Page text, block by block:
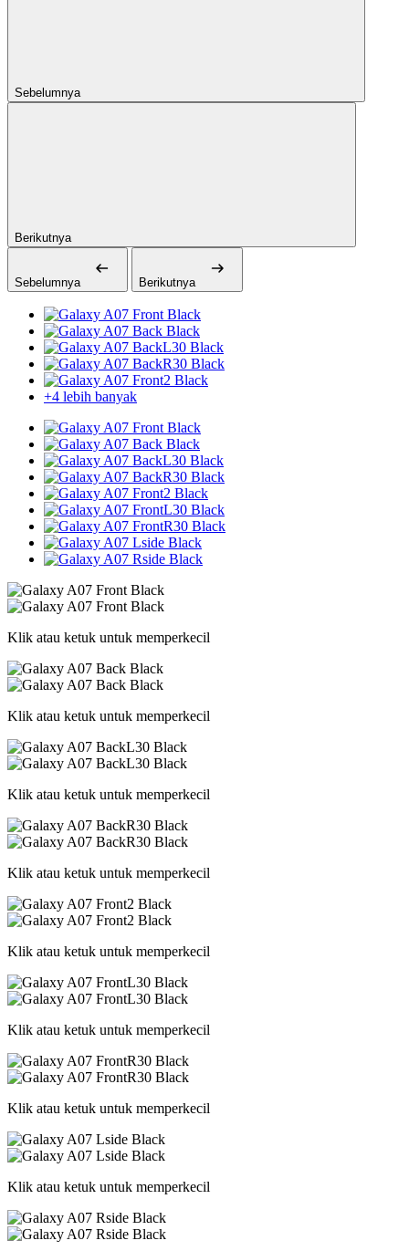
Sebelumnya
Berikutnya
Sebelumnya Berikutnya
+4 lebih banyak
Klik atau ketuk untuk memperkecil
Klik atau ketuk untuk memperkecil
Klik atau ketuk untuk memperkecil
Klik atau ketuk untuk memperkecil
Klik atau ketuk untuk memperkecil
Klik atau ketuk untuk memperkecil
Klik atau ketuk untuk memperkecil
Klik atau ketuk untuk memperkecil